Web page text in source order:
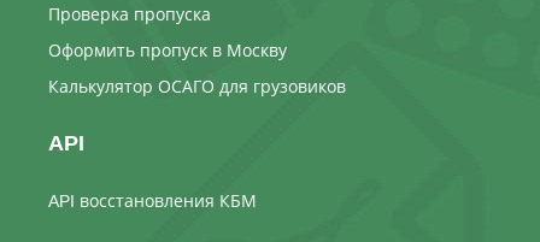
Проверка пропуска
Оформить пропуск в Москву
Калькулятор ОСАГО для грузовиков
API
API восстановления КБМ